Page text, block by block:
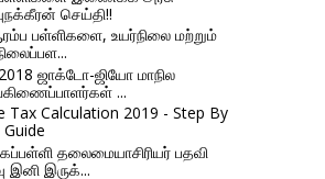
செய்தி!!
பள்ளிகளை, உயர்நிலை மற்றும்
ஜாக்டோ-ஜியோ மாநில
...
Tax Calculation 2019 - Step By
தலைமையாசிரியர் பதவி
இனி இருக்...